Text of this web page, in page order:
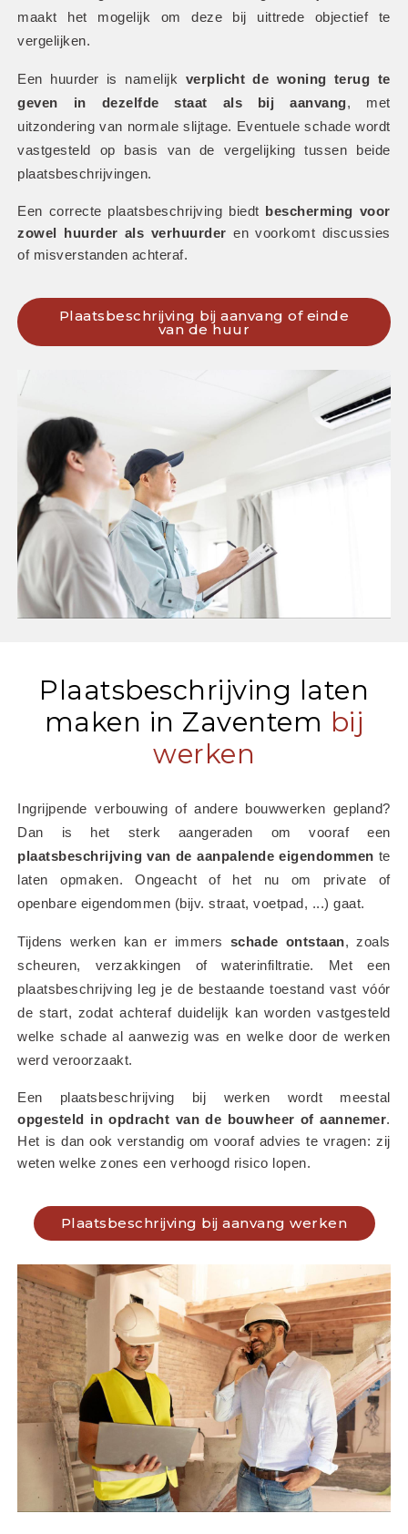
maakt het mogelijk om deze bij uittrede objectief te
vergelijken.
Een huurder is namelijk verplicht de woning terug te
geven in dezelfde staat als bij aanvang, met
uitzondering van normale slijtage. Eventuele schade wordt
vastgesteld op basis van de vergelijking tussen beide
plaatsbeschrijvingen.
Een correcte plaatsbeschrijving biedt
bescherming voor
zowel huurder als verhuurder en voorkomt discussies
of misverstanden achteraf.
Plaatsbeschrijving bij aanvang of einde
van de huur
Plaatsbeschrijving laten
maken in Zaventem bij
werken
Ingrijpende verbouwing of andere bouwwerken gepland?
plaatsbeschrijving van de aanpalende eigendommen te
laten opmaken. Ongeacht of het nu om private of
openbare eigendommen (bijv. straat, voetpad, ...) gaat.
Tijdens werken kan er immers schade ontstaan, zoals
scheuren, verzakkingen of waterinfiltratie. Met een
plaatsbeschrijving leg je de bestaande toestand vast vóór
de start, zodat achteraf duidelijk kan worden vastgesteld
welke schade al aanwezig was en welke door de werken
werd veroorzaakt.
opgesteld in opdracht van de bouwheer of aannemer.
Het is dan ook verstandig om vooraf advies te vragen: zij
weten welke zones een verhoogd risico lopen.
Plaatsbeschrijving bij aanvang werken